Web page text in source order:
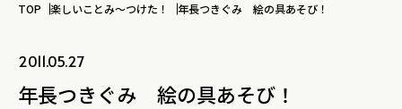
TOP 楽しいことみ～つけた！ 年長つきぐみ 絵の具あそび！
2011.05.27
年長つきぐみ 絵の具あそび！